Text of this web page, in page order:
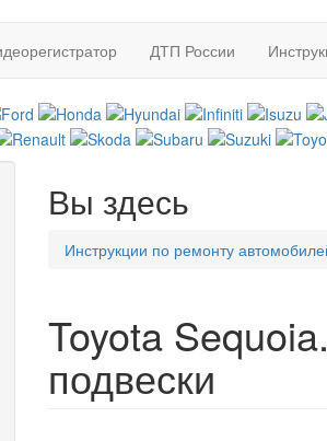
ДТП России
Вы здесь
Инструкции по ремонту
Toyota
подвески